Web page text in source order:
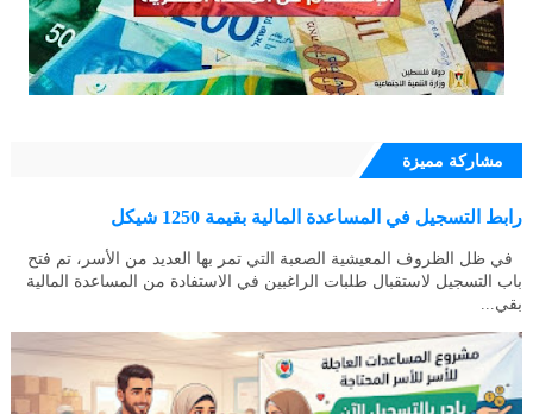
مشاركة مميزة
رابط التسجيل في المساعدة المالية بقيمة 1250 شيكل
في ظل الظروف المعيشية الصعبة التي تمر بها العديد من الأسر، تم فتح
باب التسجيل لاستقبال طلبات الراغبين في الاستفادة من المساعدة المالية
بقي...